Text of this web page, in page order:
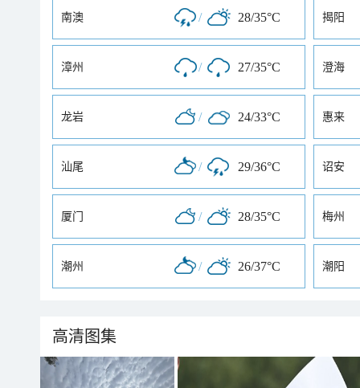
南澳 / 28/35°C 揭阳
漳州 / 27/35°C 澄海
龙岩 / 24/33°C 惠来
汕尾 / 29/36°C 诏安
厦门 / 28/35°C 梅州
潮州 / 26/37°C 潮阳
高清图集